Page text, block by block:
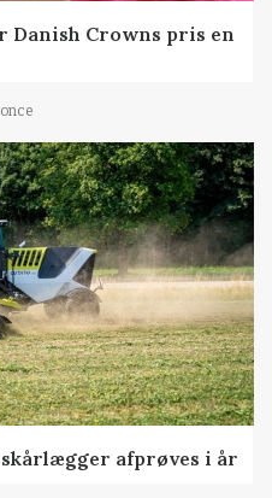
Danish Crowns pris en
afprøves i år